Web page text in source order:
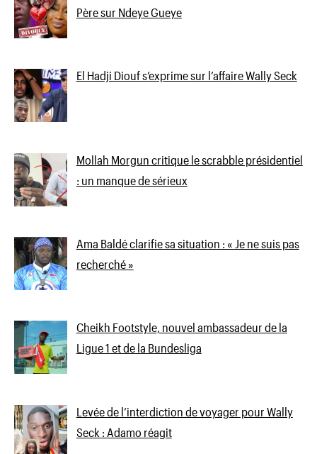
Père sur Ndeye Gueye
El Hadji Diouf s’exprime sur l’affaire Wally Seck
Mollah Morgun critique le scrabble présidentiel
: un manque de sérieux
Ama Baldé clarifie sa situation : « Je ne suis pas
recherché »
Cheikh Footstyle, nouvel ambassadeur de la
Ligue 1 et de la Bundesliga
Levée de l’interdiction de voyager pour Wally
Seck : Adamo réagit